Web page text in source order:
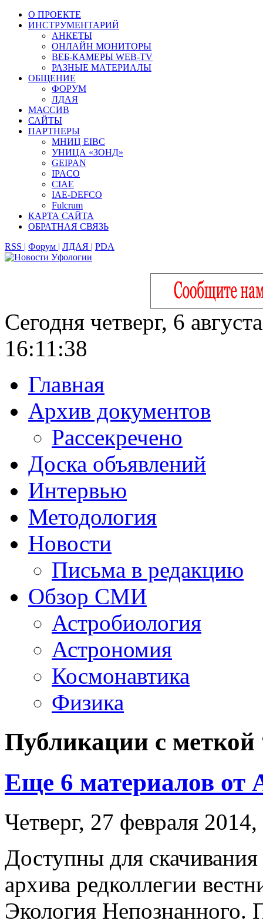
О ПРОЕКТЕ
ИНСТРУМЕНТАРИЙ
АНКЕТЫ
ОНЛАЙН МОНИТОРЫ
ВЕБ-КАМЕРЫ WEB-TV
РАЗНЫЕ МАТЕРИАЛЫ
ОБЩЕНИЕ
ФОРУМ
ЛДАЯ
МАССИВ
САЙТЫ
ПАРТНЕРЫ
МНИЦ EIBC
УНИЦА «ЗОНД»
GEIPAN
IPACO
CIAE
IAE-DEFCO
Fulcrum
КАРТА САЙТА
ОБРАТНАЯ СВЯЗЬ
RSS | Форум | ЛДАЯ | PDA
Сегодня четверг, 6
16:11:39
Главная
Архив документов
Рассекречено
Доска объявлений
Интервью
Методология
Новости
Письма в редакцию
Обзор СМИ
Астробиология
Астрономия
Космонавтика
Физика
Публикации с меткой
Еще 6 материалов от
Четверг, 27 февраля
Доступны для
архива редколлегии
Экология